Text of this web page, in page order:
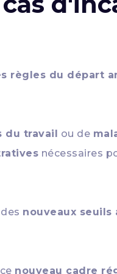
règles du départ
du travail ou de
nécessaires
nouveaux seuils
nouveau cadre